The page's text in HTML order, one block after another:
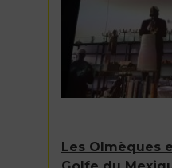
Les Olmèques